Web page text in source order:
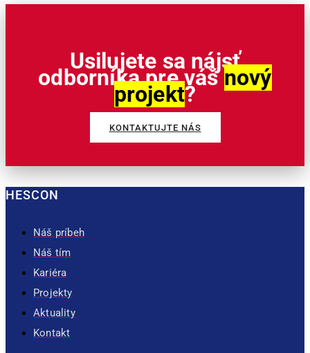
Usilujete sa nájsť
odborníka pre vášnový
projekt?
KONTAKTUJTE NÁS
HESCON
Náš príbeh
Náš tím
Kariéra
Projekty
Aktuality
Kontakt